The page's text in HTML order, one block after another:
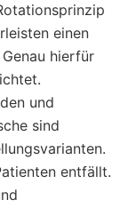
einen
hierfür
und
sind
entfällt.